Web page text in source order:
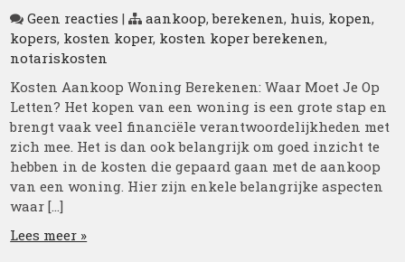
Geen reacties | aankoop,berekenen, huis, kopen,
kopers, kosten koper, kosten koper berekenen,
notariskosten
Kosten Aankoop Woning Berekenen: Waar Moet Je Op
Letten? Het kopen van een woning is een grote stap en
brengt vaak veel financiële verantwoordelijkheden met
zich mee. Het is dan ook belangrijk om goed inzicht te
hebben in de kosten die gepaard gaan met de aankoop
van een woning. Hier zijn enkele belangrijke aspecten
waar […]
Lees meer »